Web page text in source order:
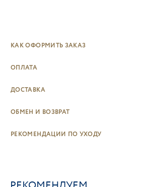
КАК ОФОРМИТЬ ЗАКАЗ
ОПЛАТА
ДОСТАВКА
ОБМЕН И ВОЗВРАТ
РЕКОМЕНДАЦИИ ПО УХОДУ